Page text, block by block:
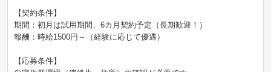
【契約条件】
期間：初月は試用期間、6カ月契約予定（長期歓迎！）
報酬：時給1500円～（経験に応じて優遇）
【応募条件】